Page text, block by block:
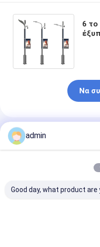
6 το
Να
Συνιστώμενα
admin
Good day, what product are